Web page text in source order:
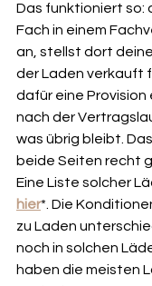
Das funktioniert so:
Fach in einem
an, stellst dort
der Laden verkauft
dafür eine Provision
nach der
was übrig bleibt.
beide Seiten recht
Eine Liste solcher
hier*. Die
zu Laden
noch in solchen
haben die meisten